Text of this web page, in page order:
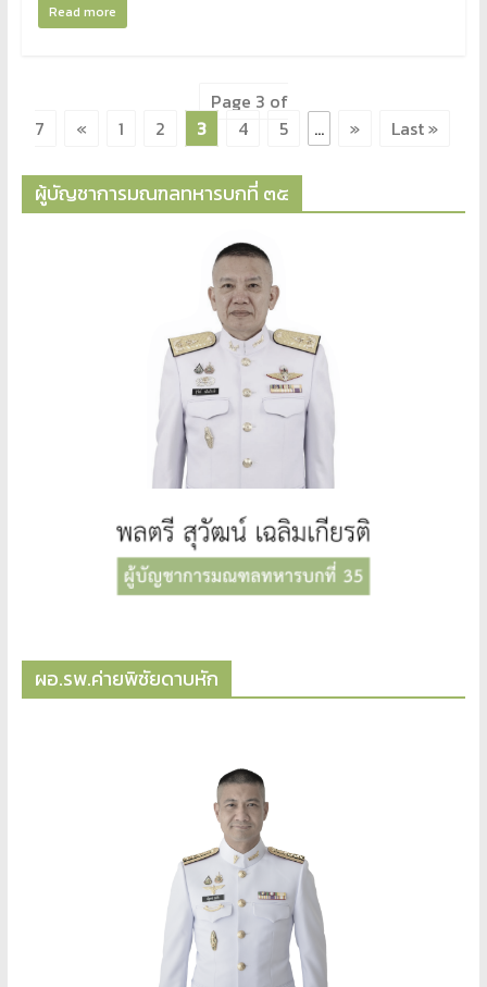
Read more
Page 3 of
7
« 1 2 3 4 5 ... » Last »
ผู้บัญชาการมณฑลทหารบกที่ ๓๕
ผอ.รพ.ค่ายพิชัยดาบหัก